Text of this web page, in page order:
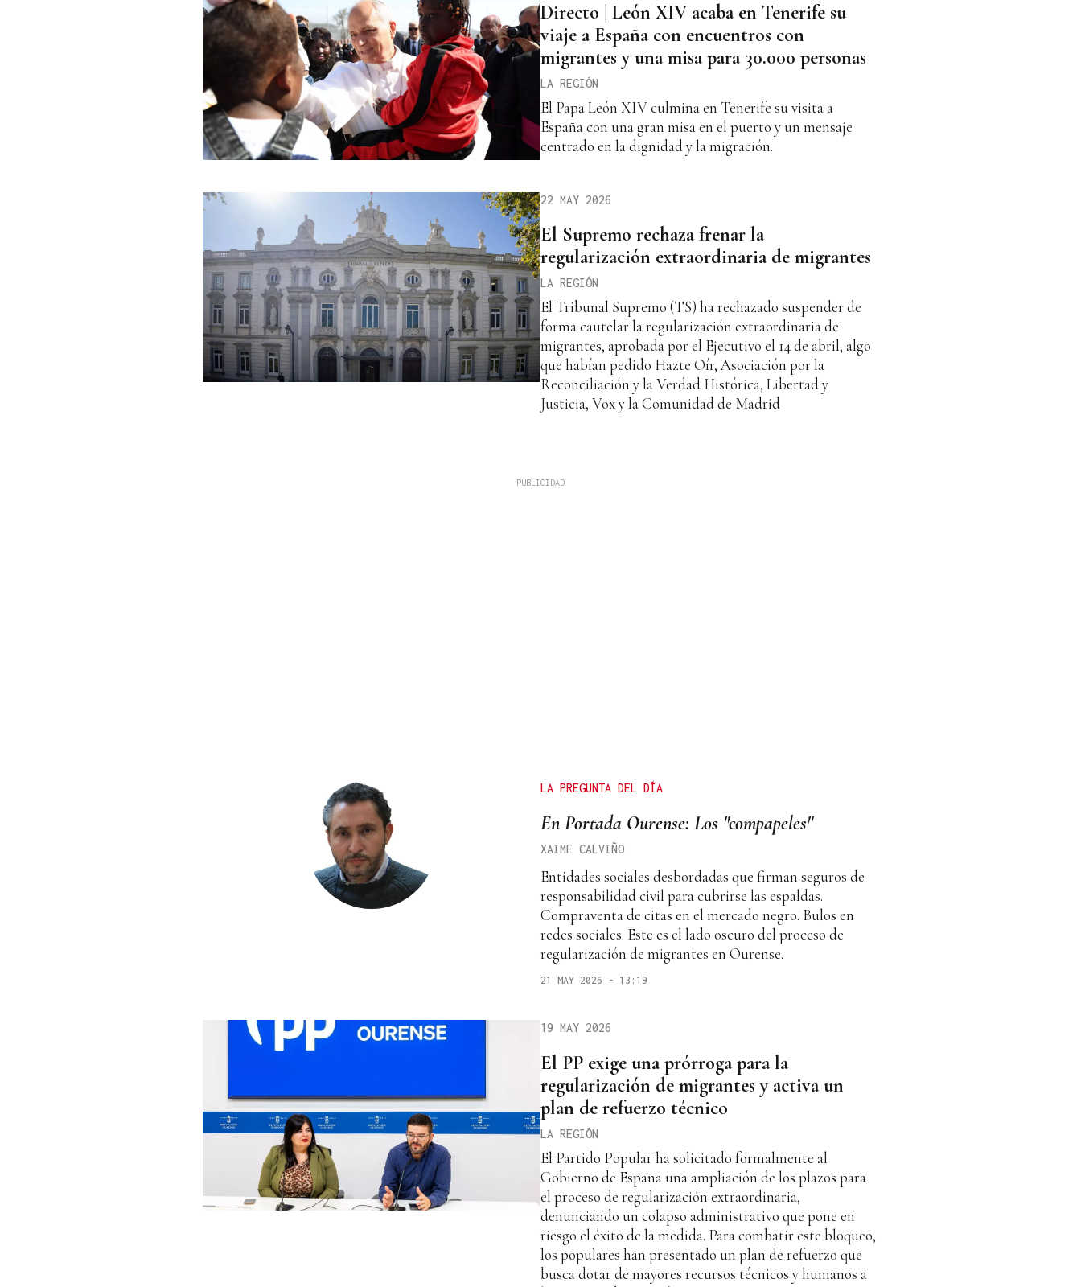
Directo | León XIV acaba en Tenerife su
viaje a España con encuentros con
migrantes y una misa para 30.000 personas
LA REGIÓN
El Papa León XIV culmina en Tenerife su visita a
España con una gran misa en el puerto y un mensaje
centrado en la dignidad y la migración.
22 MAY 2026
El Supremo rechaza frenar la
regularización extraordinaria de migrantes
LA REGIÓN
El Tribunal Supremo (TS) ha rechazado suspender de
forma cautelar la regularización extraordinaria de
migrantes, aprobada por el Ejecutivo el 14 de abril, algo
que habían pedido Hazte Oír, Asociación por la
Reconciliación y la Verdad Histórica, Libertad y
Justicia, Vox y la Comunidad de Madrid
LA PREGUNTA DEL DÍA
En Portada Ourense: Los "compapeles"
XAIME CALVIÑO
Entidades sociales desbordadas que firman seguros de
responsabilidad civil para cubrirse las espaldas.
Compraventa de citas en el mercado negro. Bulos en
redes sociales. Este es el lado oscuro del proceso de
regularización de migrantes en Ourense.
21 MAY 2026 - 13:19
19 MAY 2026
El PP exige una prórroga para la
regularización de migrantes y activa un
plan de refuerzo técnico
LA REGIÓN
El Partido Popular ha solicitado formalmente al
Gobierno de España una ampliación de los plazos para
el proceso de regularización extraordinaria,
denunciando un colapso administrativo que pone en
riesgo el éxito de la medida. Para combatir este bloqueo,
los populares han presentado un plan de refuerzo que
busca dotar de mayores recursos técnicos y humanos a